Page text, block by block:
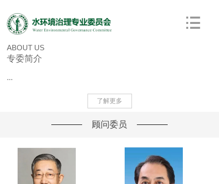
ABOUT US
专委简介
...
了解更多
顾问委员